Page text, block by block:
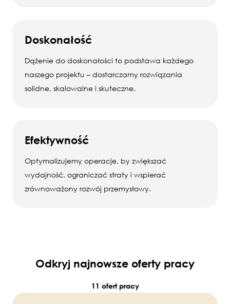
Doskonałość
Dążenie do doskonałości to podstawa każdego
naszego projektu – dostarczamy rozwiązania
solidne, skalowalne i skuteczne.
Efektywność
Optymalizujemy operacje, by zwiększać
wydajność, ograniczać straty i wspierać
zrównoważony rozwój przemysłowy.
Odkryj najnowsze oferty pracy
11 ofert pracy